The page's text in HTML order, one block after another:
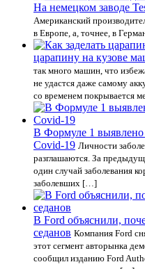
На немецком заводе
Американский
в Европе, а, точнее, в
царапину на кузове
так много машин, что
не удастся даже самому
со временем покрывается
В Формуле 1 выявлено
Covid-19 Личности
разглашаются. За
один случай заболевания
заболевших […]
В Ford объяснили,
седанов Компания Ford
этот сегмент авторынка
сообщил изданию Ford